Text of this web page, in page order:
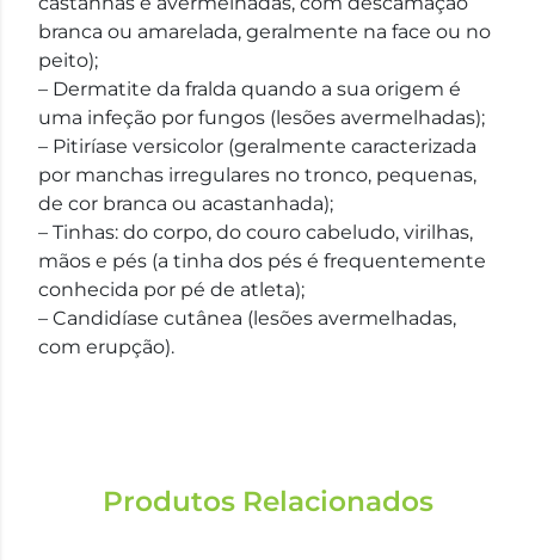
branca ou amarelada, geralmente na face ou no
peito);
– Dermatite da fralda quando a sua origem é
uma infeção por fungos (lesões avermelhadas);
– Pitiríase versicolor (geralmente caracterizada
por manchas irregulares no tronco, pequenas,
de cor branca ou acastanhada);
– Tinhas: do corpo, do couro cabeludo, virilhas,
mãos e pés (a tinha dos pés é frequentemente
conhecida por pé de atleta);
– Candidíase cutânea (lesões avermelhadas,
com erupção).
Produtos Relacionados